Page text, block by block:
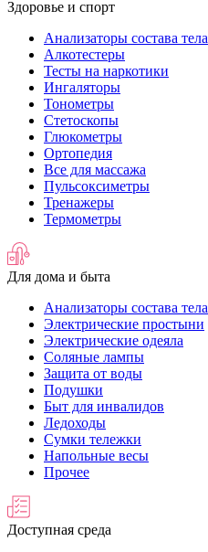
Здоровье и спорт
Анализаторы состава тела
Алкотестеры
Тесты на наркотики
Ингаляторы
Тонометры
Стетоскопы
Глюкометры
Ортопедия
Все для массажа
Пульсоксиметры
Тренажеры
Термометры
Для дома и быта
Анализаторы состава тела
Электрические простыни
Электрические одеяла
Соляные лампы
Защита от воды
Подушки
Быт для инвалидов
Ледоходы
Сумки тележки
Напольные весы
Прочее
Доступная среда